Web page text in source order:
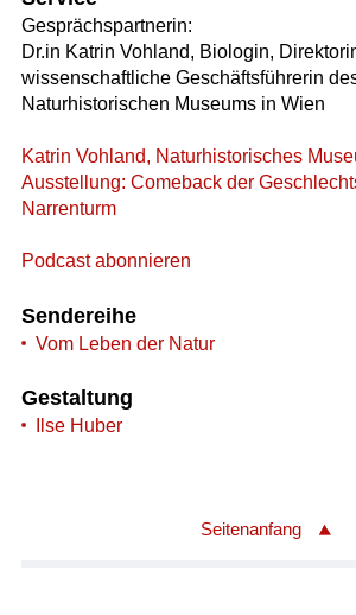
Gesprächspartnerin:
Dr.in Katrin Vohland, Biologin,
wissenschaftliche Geschäftsführerin
Naturhistorischen Museums in Wien
Katrin Vohland, Naturhistorisches
Ausstellung: Comeback der
Narrenturm
Podcast abonnieren
Sendereihe
Vom Leben der Natur
Gestaltung
Ilse Huber
Seitenanfang